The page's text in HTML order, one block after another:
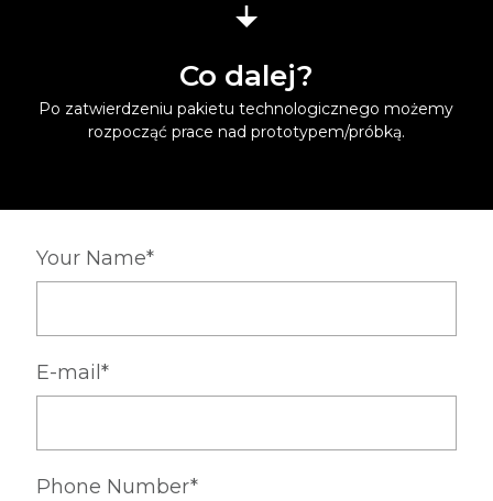
Co dalej?
Po zatwierdzeniu pakietu technologicznego możemy
rozpocząć prace nad prototypem/próbką.
Your Name*
E-mail*
Phone Number*